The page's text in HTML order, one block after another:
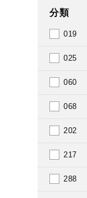
分類
019
025
060
068
202
217
288